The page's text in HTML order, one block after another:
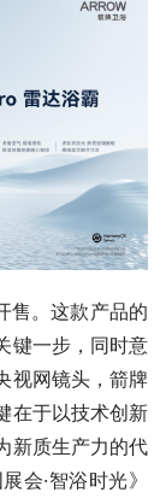
售。这款产品的
键一步，同时意
视网镜头，箭牌
在于以技术创新
新质生产力的代
会·智浴时光》